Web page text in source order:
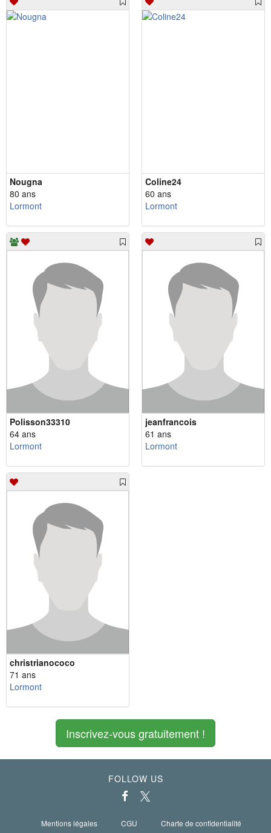
Nougna
80 ans
Lormont
Coline24
60 ans
Lormont
Polisson33310
64 ans
Lormont
jeanfrancois
61 ans
Lormont
christrianococo
71 ans
Lormont
Inscrivez-vous gratuitement !
FOLLOW US
Mentions légales CGU Charte de confidentialité